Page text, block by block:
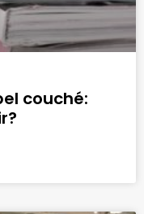
couché: